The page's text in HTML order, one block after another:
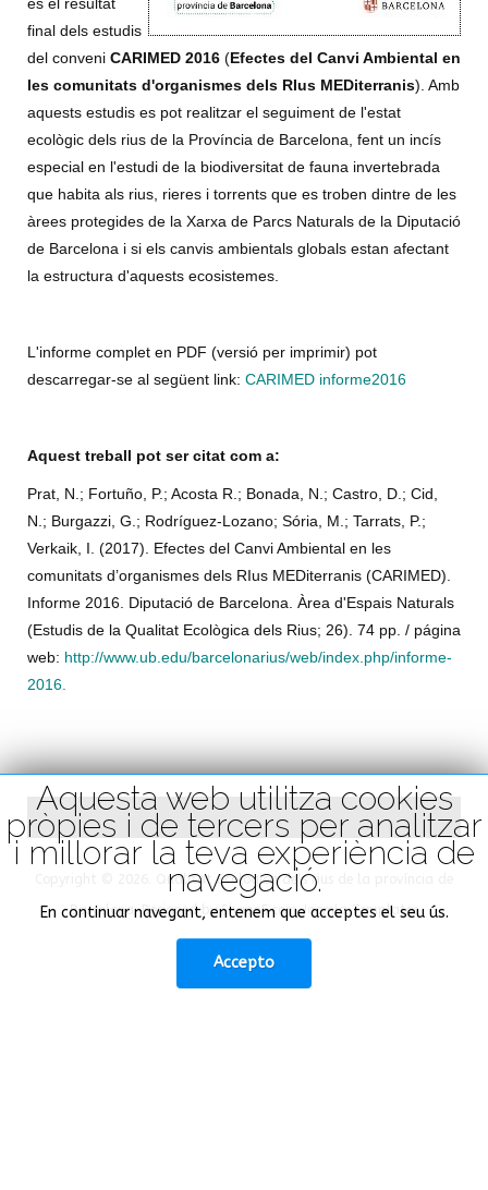
Aquesta web utilitza cookies
pròpies i de tercers per analitzar
i millorar la teva experiència de
navegació.
En continuar navegant, entenem que acceptes el seu ús.
Accepto
es el resultat
final dels estudis
del conveni CARIMED 2016 ( Efectes del Canvi Ambiental en
les comunitats d'organismes dels RIus MEDiterranis). Amb
aquests estudis es pot realitzar el seguiment de l'estat
ecològic dels rius de la Província de Barcelona, fent un incís
especial en l'estudi de la biodiversitat de fauna invertebrada
que habita als rius, rieres i torrents que es troben dintre de les
àrees protegides de la Xarxa de Parcs Naturals de la Diputació
de Barcelona i si els canvis ambientals globals estan afectant
la estructura d'aquests ecosistemes.
L'informe complet en PDF (versió per imprimir) pot
descarregar-se al següent link: CARIMED informe2016
Aquest treball pot ser citat com a:
Prat, N.; Fortuño, P.; Acosta R.; Bonada, N.; Castro, D.; Cid,
N.; Burgazzi, G.; Rodríguez-Lozano; Sória, M.; Tarrats, P.;
Verkaik, I. (2017). Efectes del Canvi Ambiental en les
comunitats d’organismes dels RIus MEDiterranis (CARIMED).
Informe 2016. Diputació de Barcelona. Àrea d'Espais Naturals
(Estudis de la Qualitat Ecològica dels Rius; 26). 74 pp. / página
web: http://www.ub.edu/barcelonarius/web/index.php/informe-
2016.
Copyright © 2026. Qualitat Ecològica dels rius de la província de
Barcelona. Designed by Shape5.comJoomla Templates